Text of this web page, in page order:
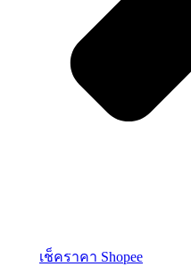
เช็คราคา Shopee